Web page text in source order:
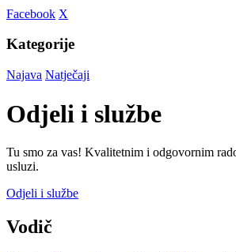
Facebook X
Kategorije
Najava Natječaji
Odjeli i službe
Tu smo za vas! Kvalitetnim i odgovornim
usluzi.
Odjeli i službe
Vodič